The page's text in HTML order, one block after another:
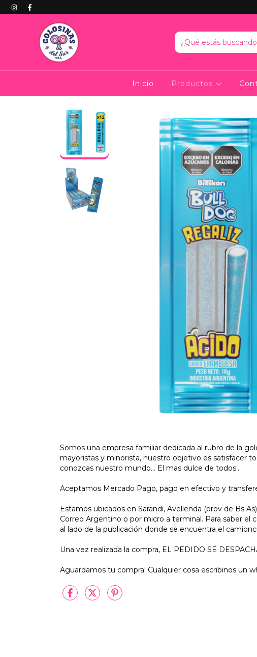
Inicio Productos
Somos una empresa familiar dedicada al rubro de la
mayoristas y minorista, nuestro objetivo es satisfacer
conozcas nuestro mundo... El mas dulce de todos...
Aceptamos Mercado Pago, pago en efectivo y
Estamos ubicados en Sarandi, Avellenda (prov de Bs
Correo Argentino o por micro a terminal. Para saber
al lado de la publicación donde se encuentra el
Una vez realizada la compra, EL PEDIDO SE
Aguardamos tu compra! Cualquier cosa escribinos un